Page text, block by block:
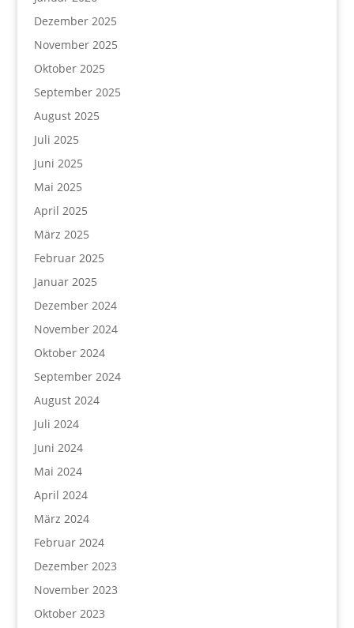
Dezember 2025
November 2025
Oktober 2025
September 2025
August 2025
Juli 2025
Juni 2025
Mai 2025
April 2025
März 2025
Februar 2025
Januar 2025
Dezember 2024
November 2024
Oktober 2024
September 2024
August 2024
Juli 2024
Juni 2024
Mai 2024
April 2024
März 2024
Februar 2024
Dezember 2023
November 2023
Oktober 2023